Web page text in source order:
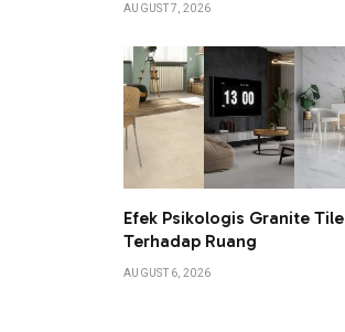
AUGUST 7, 2026
Efek Psikologis Granite Tile
Terhadap Ruang
AUGUST 6, 2026